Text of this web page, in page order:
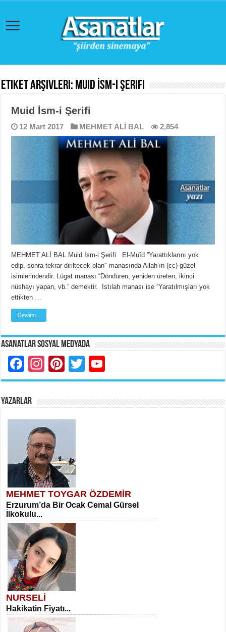
Etiket Arşivleri: Muid İsm-i Şerifi
Muid İsm-i Şerifi
12 Mart 2017 MEHMET ALİ BAL 2,854
MEHMET ALİ BAL Muid İsm-i Şerifi El-Muîd ''Yarattıklarını yok
edip, sonra tekrar diriltecek olan" manasında Allah’ın (cc) güzel
isimlerindendir. Lügat manası “Döndüren, yeniden üreten, ikinci
nüshayı yapan, vb.” demektir. Istılah manası ise “Yaratılmışları yok
ettikten …
Devamı...
Asanatlar Sosyal Medyada
Facebook
Instagram
Pinterest
Twitter
YAZARLAR
MEHMET TOYGAR ÖZDEMİR
Erzurum’da Bir Ocak Cemal Gürsel
İlkokulu...
NURSELİ
Hakikatin Fiyatı...